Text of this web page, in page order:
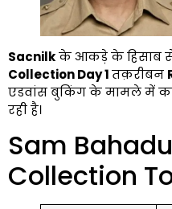
Sacnilkके आकड़े के हिसाब
Collection Day 1तक़रीबन
एडवांस बुकिंग के मामले में
रही है।
Sam
Collection